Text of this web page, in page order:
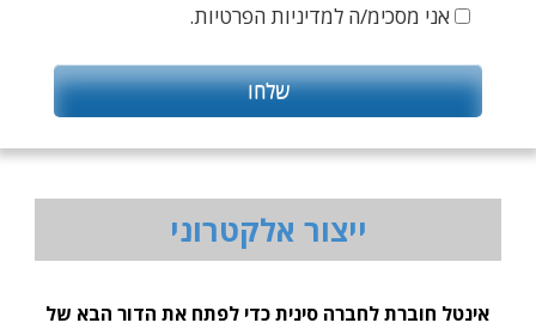
אני מסכימ/ה למדיניות הפרטיות.
ייצור אלקטרוני
אינטל חוברת לחברה סינית כדי לפתח את הדור הבא של